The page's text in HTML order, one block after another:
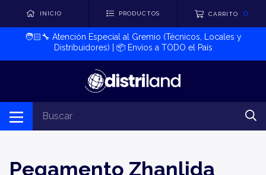
INICIO PRODUCTOS CARRITO 0
🧑🏻‍🔧​ Atención Especial al Gremio (Técnicos, Locales y
Distribuidores) | 📦​ Envíos a TODO el País
Pegamento Zhanlida